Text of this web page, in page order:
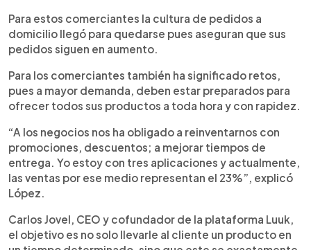
Para estos comerciantes la cultura de pedidos a
domicilio llegó para quedarse pues aseguran que sus
pedidos siguen en aumento.
Para los comerciantes también ha significado retos,
pues a mayor demanda, deben estar preparados para
ofrecer todos sus productos a toda hora y con rapidez.
“A los negocios nos ha obligado a reinventarnos con
promociones, descuentos; a mejorar tiempos de
entrega. Yo estoy con tres aplicaciones y actualmente,
las ventas por ese medio representan el 23%”, explicó
López.
Carlos Jovel, CEO y cofundador de la plataforma Luuk,
el objetivo es no solo llevarle al cliente un producto en